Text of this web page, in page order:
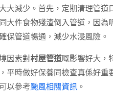
大減少。首先，定期清理管道
大件食物殘渣倒入管道，因為
保管道暢通，減少水浸風險。
因素對村屋管道嘅影響好大，
平時做好保養同檢查真係好重
以參考颱風相關資訊。